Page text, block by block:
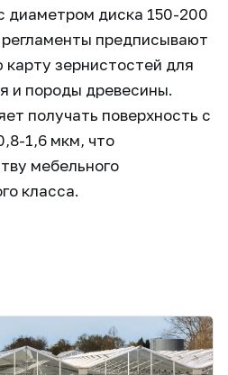
диаметром диска 150-200
предписывают
зернистостей для
и породы древесины.
получать поверхность с
1,6 мкм, что
мебельного
класса.